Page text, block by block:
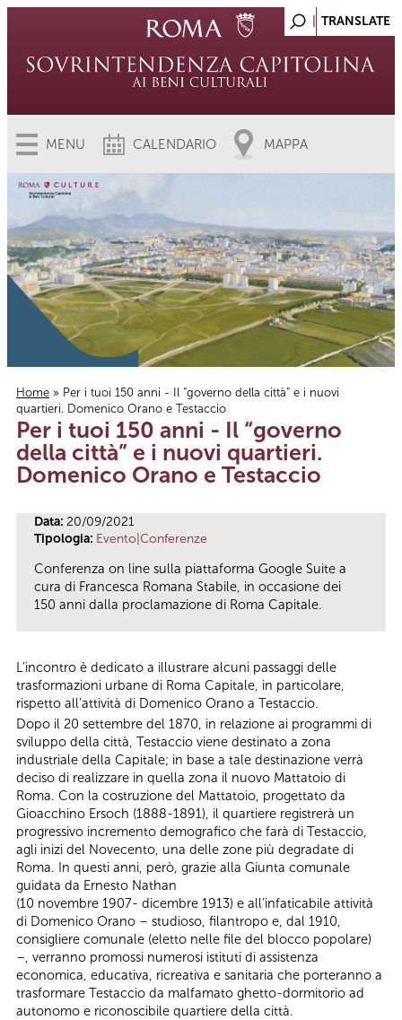
MENU CALENDARIO MAPPA
Tu sei qui
Home » Per i tuoi 150 anni - Il “governo della città” e i nuovi
quartieri. Domenico Orano e Testaccio
Per i tuoi 150 anni - Il “governo
della città” e i nuovi quartieri.
Domenico Orano e Testaccio
Data: 20/09/2021
Tipologia: Evento|Conferenze
Conferenza on line sulla piattaforma Google Suite a
cura di Francesca Romana Stabile, in occasione dei
150 anni dalla proclamazione di Roma Capitale.
L’incontro è dedicato a illustrare alcuni passaggi delle
trasformazioni urbane di Roma Capitale, in particolare,
rispetto all’attività di Domenico Orano a Testaccio.
Dopo il 20 settembre del 1870, in relazione ai programmi di
sviluppo della città, Testaccio viene destinato a zona
industriale della Capitale; in base a tale destinazione verrà
deciso di realizzare in quella zona il nuovo Mattatoio di
Roma. Con la costruzione del Mattatoio, progettato da
Gioacchino Ersoch (1888-1891), il quartiere registrerà un
progressivo incremento demografico che farà di Testaccio,
agli inizi del Novecento, una delle zone più degradate di
Roma. In questi anni, però, grazie alla Giunta comunale
guidata da Ernesto Nathan
(10 novembre 1907- dicembre 1913) e all’infaticabile attività
di Domenico Orano – studioso, filantropo e, dal 1910,
consigliere comunale (eletto nelle file del blocco popolare)
–, verranno promossi numerosi istituti di assistenza
economica, educativa, ricreativa e sanitaria che porteranno a
trasformare Testaccio da malfamato ghetto-dormitorio ad
autonomo e riconoscibile quartiere della città.